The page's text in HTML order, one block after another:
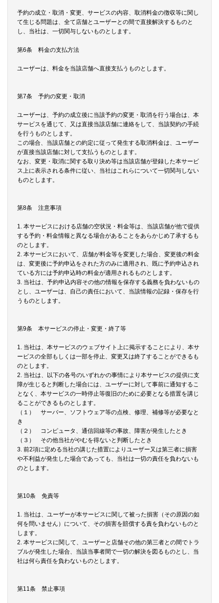
予約の成立・取消・変更、サービスの内容、取消料金の徴収等に関し
て生じる問題は、全て店舗とユーザーとの間で直接解決するものと
し、当社は、一切関与しないものとします。
第6条 料金の支払方法
ユーザーは、料金を当該店舗へ直接支払うものとします。
第7条 予約の変更・取消
ユーザーは、予約の成立後に当該予約の変更・取消を行う場合は、本
サービスを通じて、又は直接当該店舗に連絡をして、当該契約の手続
を行うものとします。
この場合、当該店舗との約定に従って発生する取消料金は、ユーザー
が直接当該店舗に対して支払うものとします。
なお、変更・取消に関する取り決め等は当該店舗が登録した本サービ
ス上に表示される条件に従い、当社はこれらについて一切関与しない
ものとします。
第8条 注意事項
1. 本サービスにおける店舗の空状況・料金等は、当該店舗が他で提供
する予約・料金情報と異なる場合があることをあらかじめ了承するも
のとします。
2. 本サービスにおいて、店舗が料金等を変更した場合、変更後の料金
は、変更後に予約申込をされた方のみに適用され、既に予約申込され
ている方には予約申込時の料金が適用されるものとします。
3. 当社は、予約申込内容その他の情報を保存する義務を負わないもの
とし、ユーザーは、自己の責任において、当該情報の記録・保存を行
うものとします。
第9条 本サービスの停止・変更・終了等
1. 当社は、本サービスのウェブサイト上に掲示することにより、本サ
ービスの全部もしくは一部を停止、変更又は終了することができるも
のとします。
2. 当社は、以下の各号のいずれかの事情により本サービスの提供に支
障が生じると判断した場合には、ユーザーに対して事前に通知するこ
となく、本サービスの一時停止等復旧のために必要となる措置を講じ
ることができるものとします。
（１） サーバー、ソフトウェア等の点検、修理、補修等が必要なと
き
（２） コンピュータ、通信回線等の事故、障害が発生したとき
（３） その他当社がやむを得ないと判断したとき
3. 前2項に定める当社の講じた措置によりユーザー又は第三者に損害
や不利益が発生した場合であっても、当社は一切の責任を負わないも
のとします。
第10条 免責等
1. 当社は、ユーザーが本サービスに関して被った損害（その原因の如
何を問いません）について、その損害を賠償する責を負わないものと
します。
2. 本サービスに関して、ユーザーと店舗その他の第三者との間でトラ
ブルが発生した場合、当該当事者間で一切の解決を図るものとし、当
社は何ら責任を負わないものとします。
第11条 禁止事項